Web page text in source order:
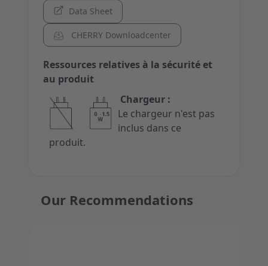
Data Sheet
CHERRY Downloadcenter
Ressources relatives à la sécurité et
au produit
Chargeur :
Le chargeur n'est pas
inclus dans ce
produit.
Our Recommendations